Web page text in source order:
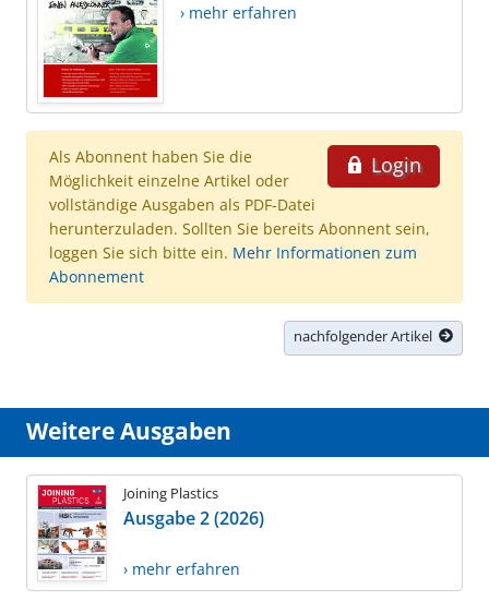
› mehr erfahren
Login
Als Abonnent haben Sie die
Möglichkeit einzelne Artikel oder
vollständige Ausgaben als PDF-Datei
herunterzuladen. Sollten Sie bereits Abonnent sein,
loggen Sie sich bitte ein. Mehr Informationen zum
Abonnement
nachfolgender Artikel
Weitere Ausgaben
Joining Plastics
Ausgabe 2 (2026)
› mehr erfahren